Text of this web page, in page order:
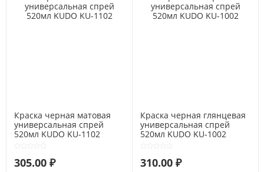
Краска черная матовая
универсальная спрей
520мл KUDO KU-1102
305.00 ₽
Краска черная глянцевая
универсальная спрей
520мл KUDO KU-1002
310.00 ₽